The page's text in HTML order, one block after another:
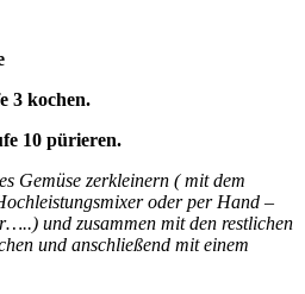
3 kochen.
10 pürieren.
Gemüse zerkleinern ( mit dem
oder per Hand –
und zusammen mit den restlichen
und anschließend mit einem